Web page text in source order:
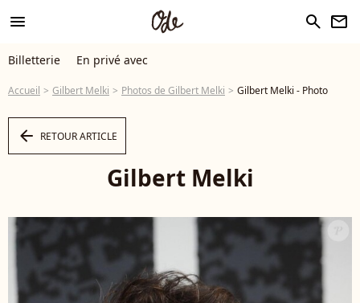
menu search newsletter
Billetterie En privé avec
Accueil Gilbert Melki Photos de Gilbert Melki Gilbert Melki - Photo
arrow_left RETOUR ARTICLE
Gilbert Melki